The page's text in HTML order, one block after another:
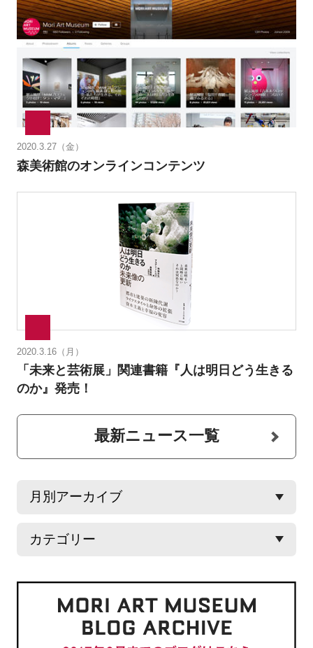
2020.3.27（金）
森美術館のオンラインコンテンツ
2020.3.16（月）
「未来と芸術展」関連書籍『人は明日どう生きる
のか』発売！
最新ニュース一覧